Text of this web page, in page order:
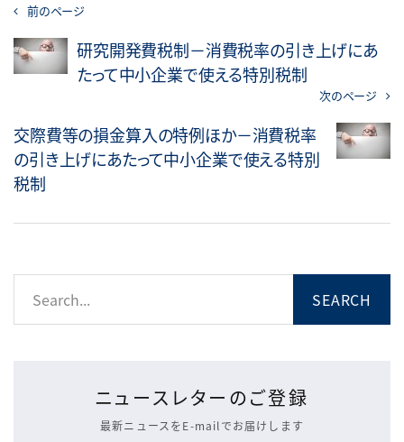
前のページ
研究開発費税制－消費税率の引き上げにあ
たって中小企業で使える特別税制
次のページ
交際費等の損金算入の特例ほか－消費税率
の引き上げにあたって中小企業で使える特別
税制
ニュースレターのご登録
最新ニュースをE-mailでお届けします